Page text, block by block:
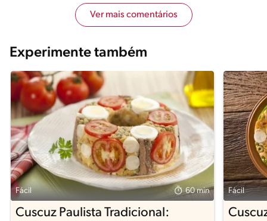
Ver mais comentários
Experimente também
Fácil 60 min
Cuscuz Paulista Tradicional:
Fácil